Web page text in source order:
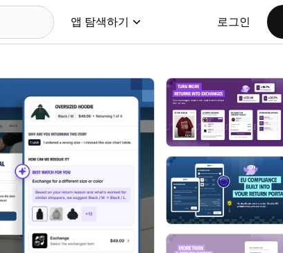
앱 탐색하기 로그인